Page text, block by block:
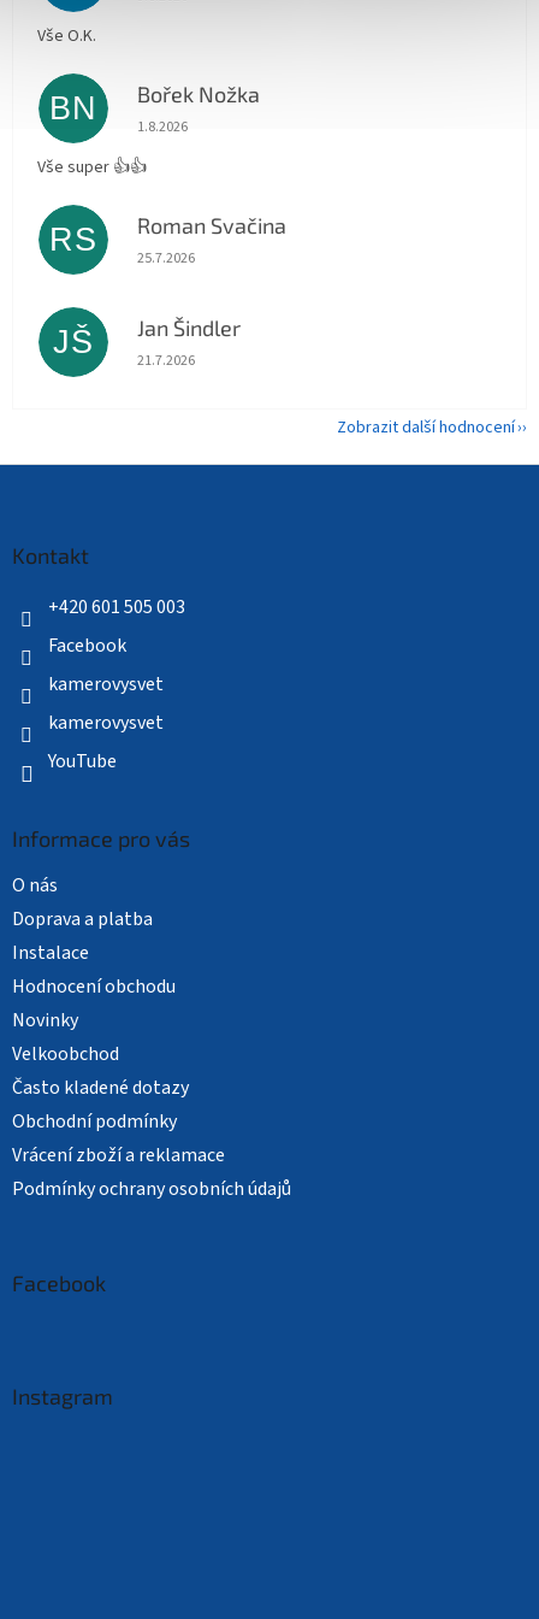
Vše O.K.
BN Bořek Nožka
Hodnocení obchodu je 5 z 5 hvězdiček.
1.8.2026
Vše super 👍👍
RS Roman Svačina
Hodnocení obchodu je 5 z 5 hvězdiček.
25.7.2026
JŠ Jan Šindler
Hodnocení obchodu je 5 z 5 hvězdiček.
21.7.2026
Zobrazit další hodnocení
Kontakt
+420 601 505 003
Facebook
kamerovysvet
kamerovysvet
YouTube
Informace pro vás
O nás
Doprava a platba
Instalace
Hodnocení obchodu
Novinky
Velkoobchod
Často kladené dotazy
Obchodní podmínky
Vrácení zboží a reklamace
Podmínky ochrany osobních údajů
Facebook
Instagram